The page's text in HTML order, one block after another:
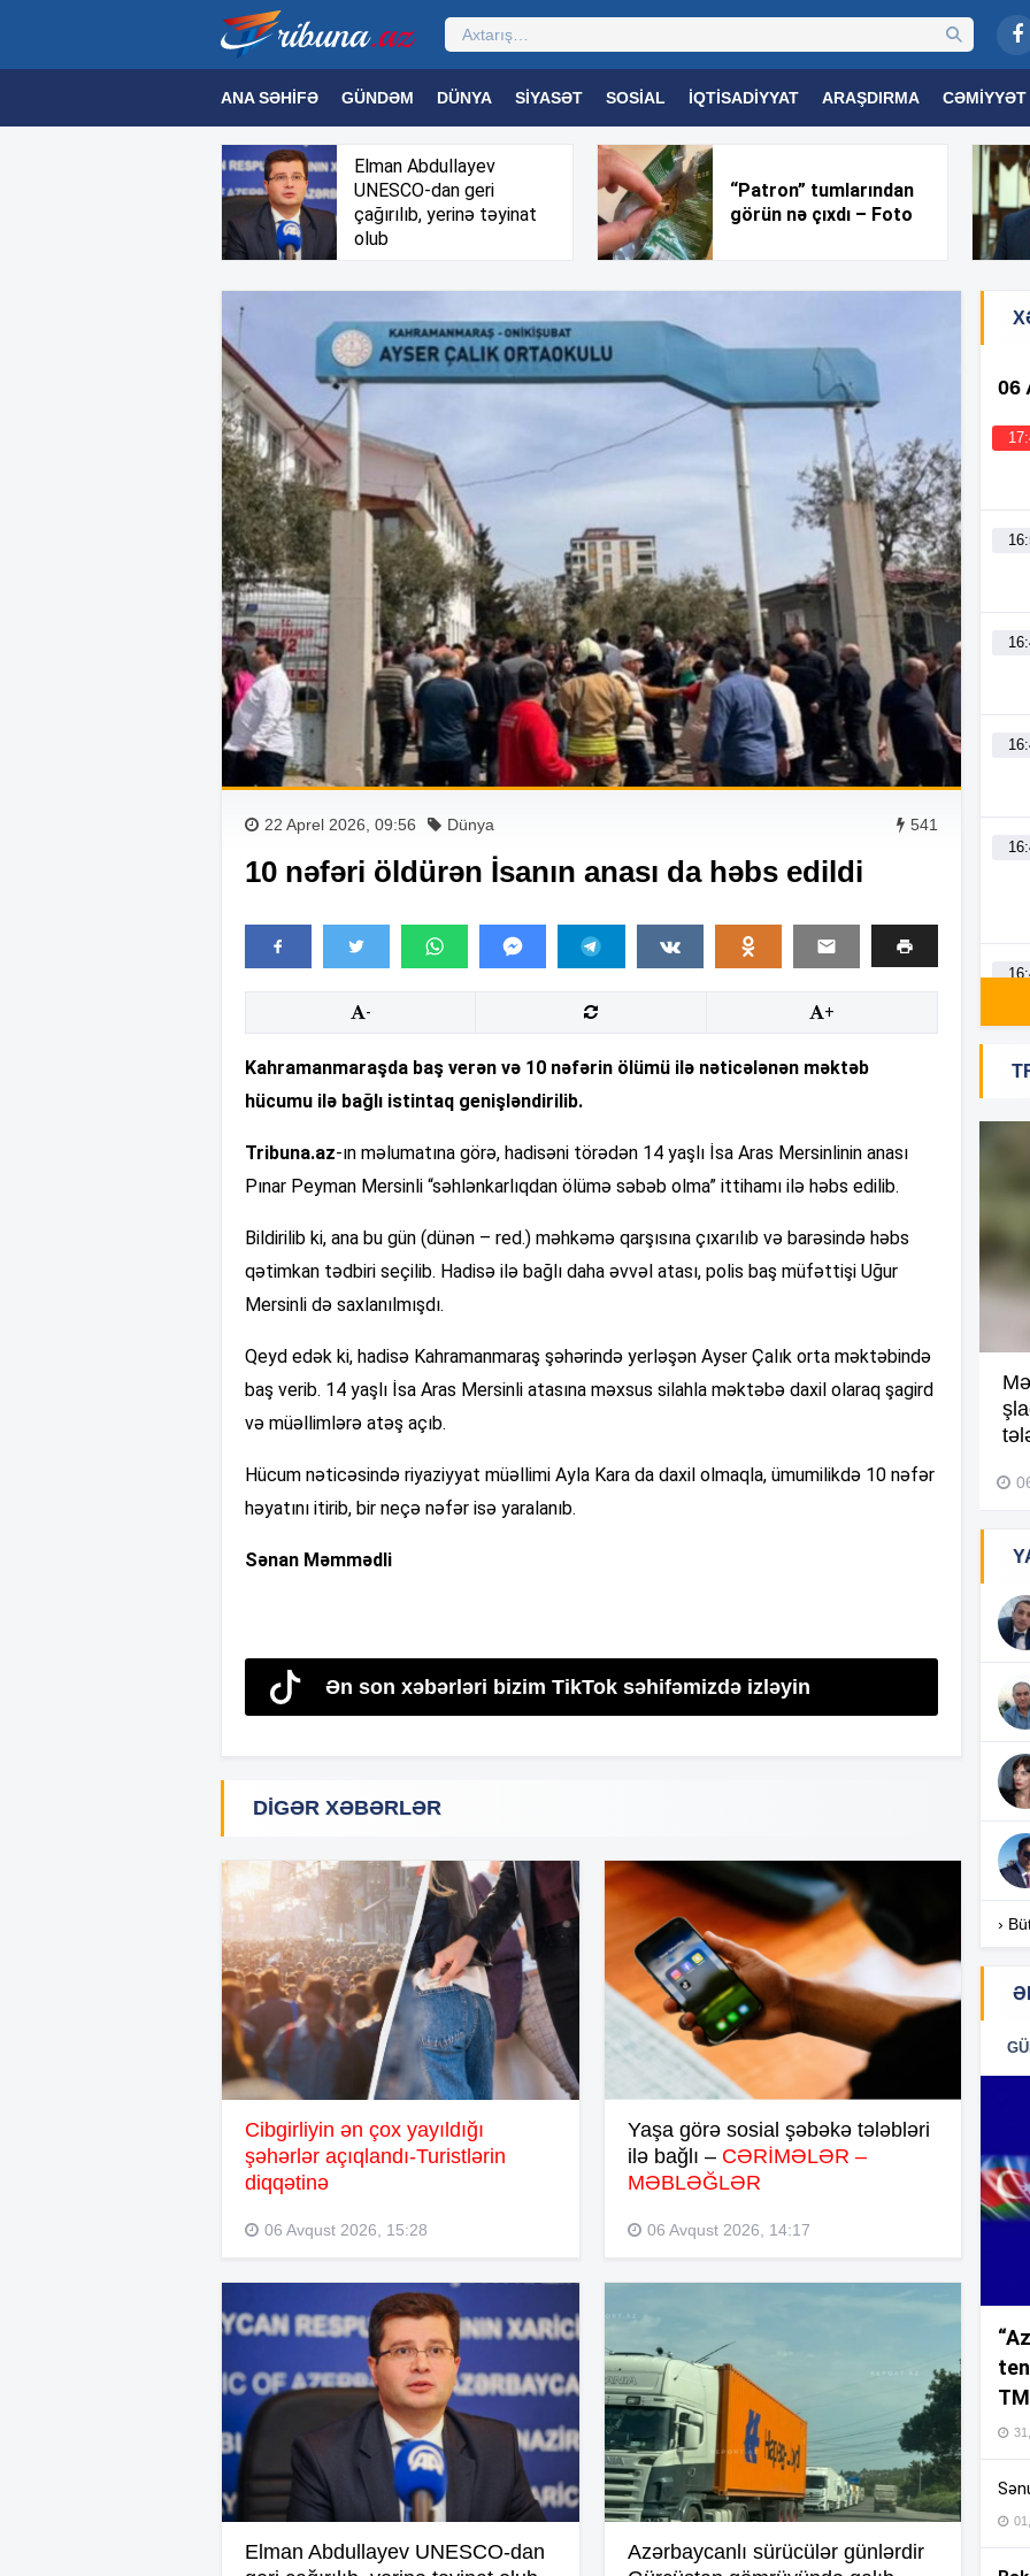
ANA SƏHIFƏ GÜNDƏM DÜNYA SIYASƏT SOSIAL İQTISADIYYAT ARAŞDIRMA CƏMIYYƏT
MƏDƏNIYYƏT MAQAZIN TEXNOLOGIYA TƏHSIL SAĞLAMLIQ TRIBUNA TV
Elman Abdullayev
UNESCO-dan geri
çağırılıb, yerinə təyinat
olub
“Patron” tumlarından
görün nə çıxdı – Foto
22 Aprel 2026, 09:56 Dünya 541
10 nəfəri öldürən İsanın anası da həbs edildi
- +
Kahramanmaraşda baş verən və 10 nəfərin ölümü ilə nəticələnən məktəb
hücumu ilə bağlı istintaq genişləndirilib.
Tribuna.az-ın məlumatına görə, hadisəni törədən 14 yaşlı İsa Aras Mersinlinin anası
Pınar Peyman Mersinli “səhlənkarlıqdan ölümə səbəb olma” ittihamı ilə həbs edilib.
Bildirilib ki, ana bu gün (dünən – red.) məhkəmə qarşısına çıxarılıb və barəsində həbs
qətimkan tədbiri seçilib. Hadisə ilə bağlı daha əvvəl atası, polis baş müfəttişi Uğur
Mersinli də saxlanılmışdı.
Qeyd edək ki, hadisə Kahramanmaraş şəhərində yerləşən Ayser Çalık orta məktəbində
baş verib. 14 yaşlı İsa Aras Mersinli atasına məxsus silahla məktəbə daxil olaraq şagird
və müəllimlərə atəş açıb.
Hücum nəticəsində riyaziyyat müəllimi Ayla Kara da daxil olmaqla, ümumilikdə 10 nəfər
həyatını itirib, bir neçə nəfər isə yaralanıb.
Sənan Məmmədli
Ən son xəbərləri bizim TikTok səhifəmizdə izləyin
DIGƏR XƏBƏRLƏR
Cibgirliyin ən çox yayıldığı
şəhərlər açıqlandı-Turistlərin
diqqətinə
06 Avqust 2026, 15:28
Yaşa görə sosial şəbəkə tələbləri
ilə bağlı – CƏRİMƏLƏR –
MƏBLƏĞLƏR
06 Avqust 2026, 14:17
Elman Abdullayev UNESCO-dan
Azərbaycanlı sürücülər günlərdir
06
Kompleksdə faciə: 2 yaşlı
29 İyul 2026, 16:21
›